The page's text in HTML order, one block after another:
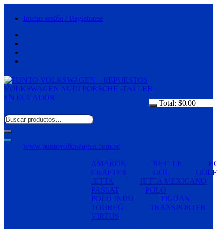
Iniciar sesión / Registrarse
Total: $0.00
www.puntovolkswagen.com.ec
AMAROK BETTLE
CRAFTER
GOL
GOLF
JETTA
JETTA MEXICANO
PASSAT
POLO
POLO INDU
TIGUAN
TOUREG
TRANSPORTER
VIRTUS